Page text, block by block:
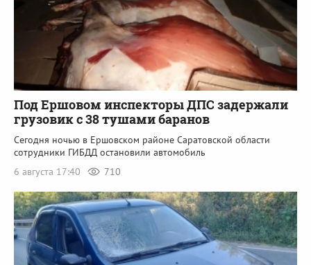
Под Ершовом инспекторы ДПС задержали
грузовик с 38 тушами баранов
Сегодня ночью в Ершовском районе Саратовской области
сотрудники ГИБДД остановили автомобиль
6 августа 17:40
710